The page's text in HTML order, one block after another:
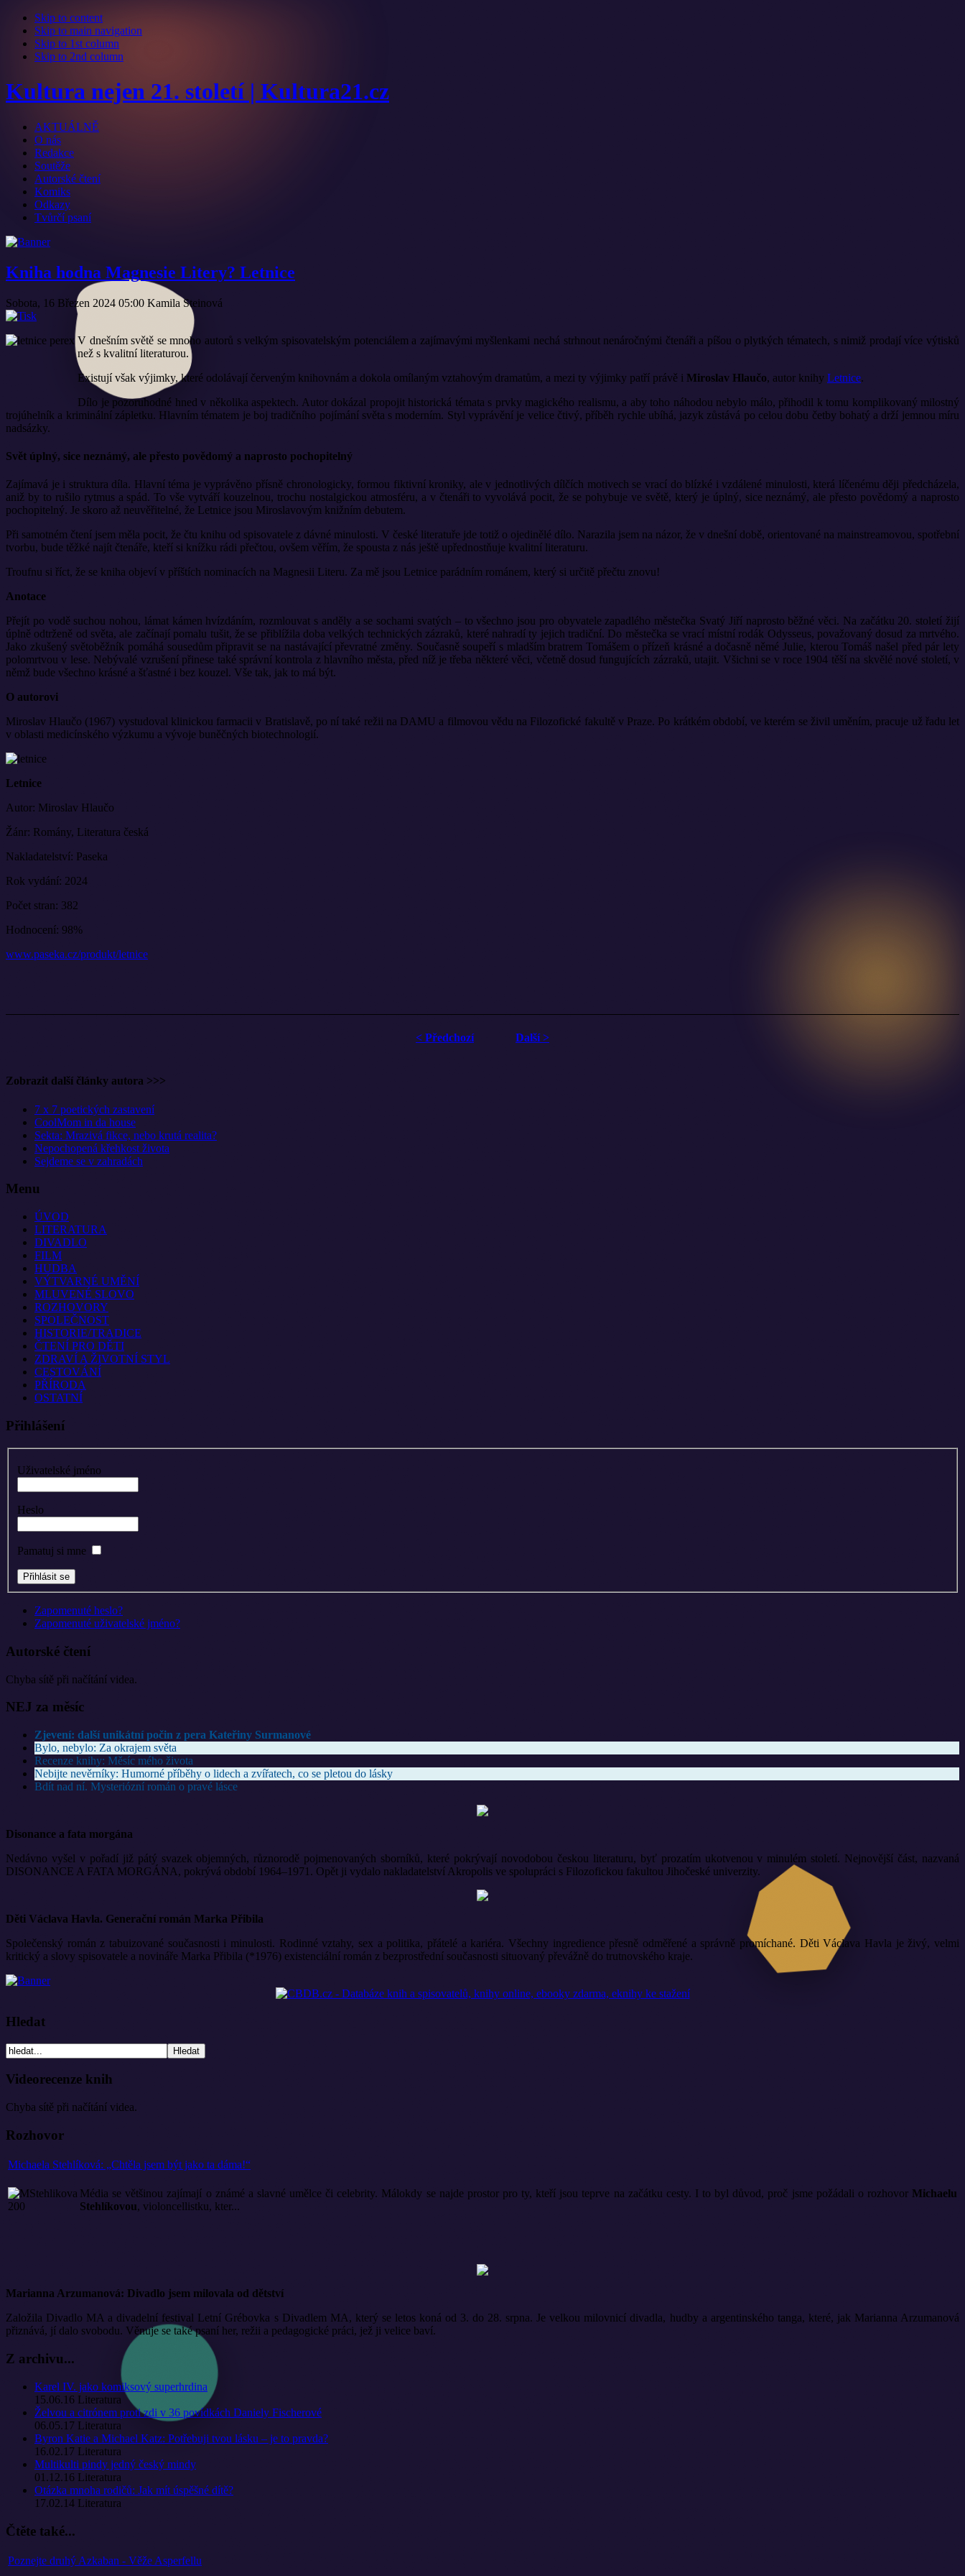
Skip to content
Skip to main navigation
Skip to 1st column
Skip to 2nd column
Kultura nejen 21. století | Kultura21.cz
AKTUÁLNĚ
O nás
Redakce
Soutěže
Autorské čtení
Komiks
Odkazy
Tvůrčí psaní
Kniha hodna Magnesie Litery? Letnice
Sobota, 16 Březen 2024 05:00 Kamila Steinová
V dnešním světě se mnoho autorů s velkým spisovatelským potenciálem a zajímavými myšlenkami nechá strhnout nenáročnými čtenáři a píšou o plytkých tématech, s nimiž prodají více výtisků
než s kvalitní literaturou.
Existují však výjimky, které odolávají červeným knihovnám a dokola omílaným vztahovým dramatům, a mezi ty výjimky patří právě i Miroslav Hlaučo, autor knihy Letnice.
Dílo je pozoruhodné hned v několika aspektech. Autor dokázal propojit historická témata s prvky magického realismu, a aby toho náhodou nebylo málo, přihodil k tomu komplikovaný milostný
trojúhelník a kriminální zápletku. Hlavním tématem je boj tradičního pojímání světa s moderním. Styl vyprávění je velice čtivý, příběh rychle ubíhá, jazyk zůstává po celou dobu četby bohatý a drží jemnou míru
nadsázky.
Svět úplný, sice neznámý, ale přesto povědomý a naprosto pochopitelný
Zajímavá je i struktura díla. Hlavní téma je vyprávěno přísně chronologicky, formou fiktivní kroniky, ale v jednotlivých dílčích motivech se vrací do blízké i vzdálené minulosti, která líčenému ději předcházela,
aniž by to rušilo rytmus a spád. To vše vytváří kouzelnou, trochu nostalgickou atmosféru, a v čtenáři to vyvolává pocit, že se pohybuje ve světě, který je úplný, sice neznámý, ale přesto povědomý a naprosto
pochopitelný. Je skoro až neuvěřitelné, že Letnice jsou Miroslavovým knižním debutem.
Při samotném čtení jsem měla pocit, že čtu knihu od spisovatele z dávné minulosti. V české literatuře jde totiž o ojedinělé dílo. Narazila jsem na názor, že v dnešní době, orientované na mainstreamovou, spotřební
tvorbu, bude těžké najít čtenáře, kteří si knížku rádi přečtou, ovšem věřím, že spousta z nás ještě upřednostňuje kvalitní literaturu.
Troufnu si říct, že se kniha objeví v příštích nominacích na Magnesii Literu. Za mě jsou Letnice parádním románem, který si určitě přečtu znovu!
Anotace
Přejít po vodě suchou nohou, lámat kámen hvízdáním, rozmlouvat s anděly a se sochami svatých – to všechno jsou pro obyvatele zapadlého městečka Svatý Jiří naprosto běžné věci. Na začátku 20. století žijí
úplně odtrženě od světa, ale začínají pomalu tušit, že se přiblížila doba velkých technických zázraků, které nahradí ty jejich tradiční. Do městečka se vrací místní rodák Odysseus, považovaný dosud za mrtvého.
Jako zkušený světoběžník pomáhá sousedům připravit se na nastávající převratné změny. Současně soupeří s mladším bratrem Tomášem o přízeň krásné a dočasně němé Julie, kterou Tomáš našel před pár lety
polomrtvou v lese. Nebývalé vzrušení přinese také správní kontrola z hlavního města, před níž je třeba některé věci, včetně dosud fungujících zázraků, utajit. Všichni se v roce 1904 těší na skvělé nové století, v
němž bude všechno krásné a šťastné i bez kouzel. Vše tak, jak to má být.
O autorovi
Miroslav Hlaučo (1967) vystudoval klinickou farmacii v Bratislavě, po ní také režii na DAMU a filmovou vědu na Filozofické fakultě v Praze. Po krátkém období, ve kterém se živil uměním, pracuje už řadu let
v oblasti medicínského výzkumu a vývoje buněčných biotechnologií.
Letnice
Autor: Miroslav Hlaučo
Žánr: Romány, Literatura česká
Nakladatelství: Paseka
Rok vydání: 2024
Počet stran: 382
Hodnocení: 98%
www.paseka.cz/produkt/letnice
< Předchozí Další >
Zobrazit další články autora >>>
7 x 7 poetických zastavení
CoolMom in da house
Sekta: Mrazivá fikce, nebo krutá realita?
Nepochopená křehkost života
Sejdeme se v zahradách
Menu
ÚVOD
LITERATURA
DIVADLO
FILM
HUDBA
VÝTVARNÉ UMĚNÍ
MLUVENÉ SLOVO
ROZHOVORY
SPOLEČNOST
HISTORIE/TRADICE
ČTENÍ PRO DĚTI
ZDRAVÍ A ŽIVOTNÍ STYL
CESTOVÁNÍ
PŘÍRODA
OSTATNÍ
Přihlášení
Uživatelské jméno
Heslo
Pamatuj si mne
Zapomenuté heslo?
Zapomenuté uživatelské jméno?
Autorské čtení
Chyba sítě při načítání videa.
NEJ za měsíc
Zjevení: další unikátní počin z pera Kateřiny Surmanové
Bylo, nebylo: Za okrajem světa
Recenze knihy: Měsíc mého života
Nebijte nevěrníky: Humorné příběhy o lidech a zvířatech, co se pletou do lásky
Bdít nad ní. Mysteriózní román o pravé lásce
Disonance a fata morgána
Nedávno vyšel v pořadí již pátý svazek objemných, různorodě pojmenovaných sborníků, které pokrývají novodobou českou literaturu, byť prozatím ukotvenou v minulém století. Nejnovější část, nazvaná
DISONANCE A FATA MORGÁNA, pokrývá období 1964–1971. Opět ji vydalo nakladatelství Akropolis ve spolupráci s Filozofickou fakultou Jihočeské univerzity.
Děti Václava Havla. Generační román Marka Přibila
Společenský román z tabuizované současnosti i minulosti. Rodinné vztahy, sex a politika, přátelé a kariéra. Všechny ingredience přesně odměřené a správně promíchané. Děti Václava Havla je živý, velmi
kritický a slovy spisovatele a novináře Marka Přibila (*1976) existenciální román z bezprostřední současnosti situovaný převážně do trutnovského kraje.
Hledat
Videorecenze knih
Chyba sítě při načítání videa.
Rozhovor
Michaela Stehlíková: „Chtěla jsem být jako ta dáma!“
Média se většinou zajímají o známé a slavné umělce či celebrity. Málokdy se najde prostor pro ty, kteří jsou teprve na začátku cesty. I to byl důvod, proč jsme požádali o rozhovorMichaelu
Stehlíkovou, violoncellistku, kter...
Marianna Arzumanová: Divadlo jsem milovala od dětství
Založila Divadlo MA a divadelní festival Letní Grébovka s Divadlem MA, který se letos koná od 3. do 28. srpna. Je velkou milovnicí divadla, hudby a argentinského tanga, které, jak Marianna Arzumanová
přiznává, jí dalo svobodu. Věnuje se také psaní her, režii a pedagogické práci, jež ji velice baví.
Z archivu...
Karel IV. jako komiksový superhrdina
15.06.16 Literatura
Želvou a citrónem proti zdi v 36 povídkách Daniely Fischerové
06.05.17 Literatura
Byron Katie a Michael Katz: Potřebuji tvou lásku – je to pravda?
16.02.17 Literatura
Multikulti pindy jedný český mindy
01.12.16 Literatura
Otázka mnoha rodičů: Jak mít úspěšné dítě?
17.02.14 Literatura
Čtěte také...
Poznejte druhý Azkaban - Věže Asperfellu